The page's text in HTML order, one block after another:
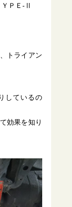
ＰＥ-Ⅱ
トライアン
しているの
効果を知り